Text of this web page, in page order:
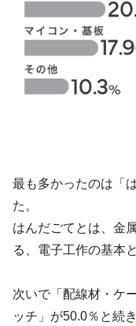
最も多かったのは「
た。
はんだごてとは、金
る、電子工作の基本
次いで「配線材・ケ
ッチ」が50.0％と続